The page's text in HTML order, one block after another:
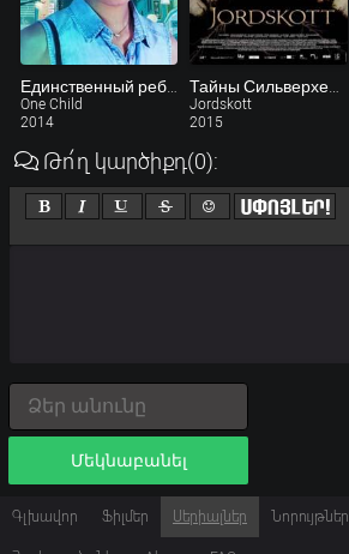
One Child
2014
Jordskott
2015
Թո՛ղ կարծիքդ(0):
Մեկնաբանել
Գլխավոր Ֆիլմեր Սերիալներ Նորույթներ